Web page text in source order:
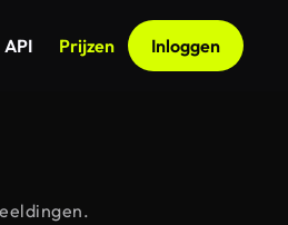
API Prijzen Inloggen